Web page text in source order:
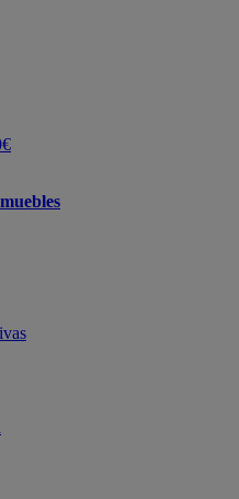
de muebles, sofás,
NEWSLETTER